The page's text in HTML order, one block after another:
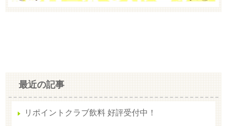
最近の記事
リポイントクラブ飲料 好評受付中！